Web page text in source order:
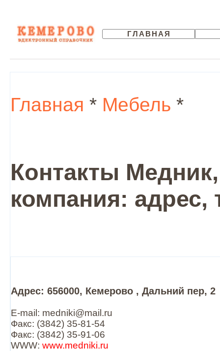
ГЛАВНАЯ
Главная * Мебель *
Контакты
компания: адрес,
Адрес: 656000, Кемерово , Дальний пер, 2
E-mail: medniki@mail.ru
Факс: (3842) 35-81-54
Факс: (3842) 35-91-06
WWW: www.medniki.ru